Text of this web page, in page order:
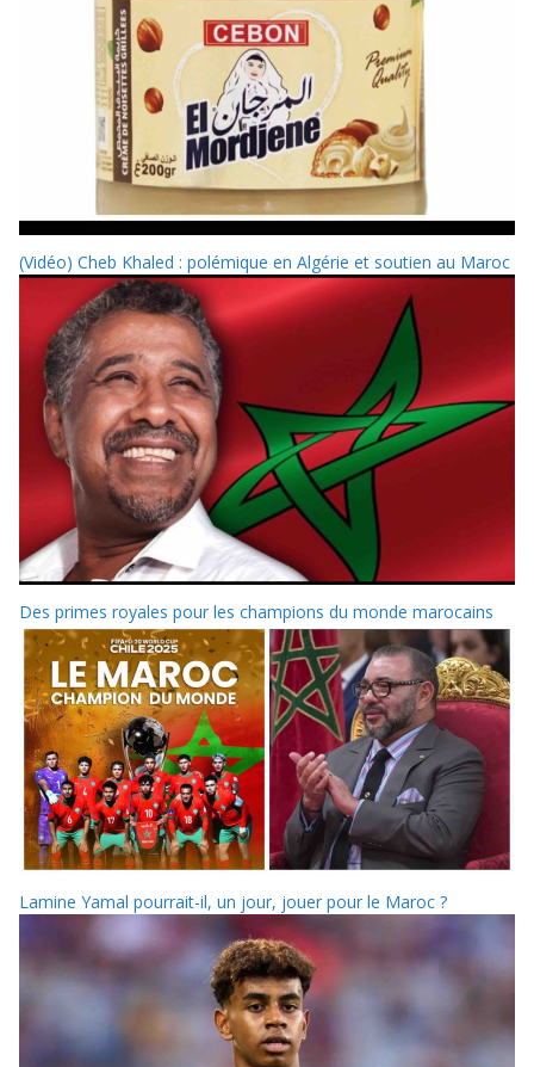
(Vidéo) Cheb Khaled : polémique en Algérie et soutien au Maroc
Des primes royales pour les champions du monde marocains
Lamine Yamal pourrait-il, un jour, jouer pour le Maroc ?